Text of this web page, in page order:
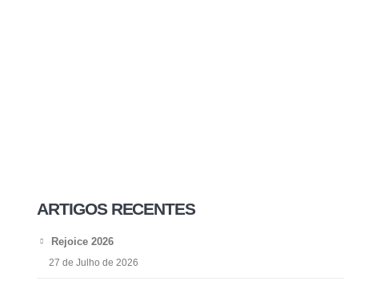
ARTIGOS RECENTES
Rejoice 2026
27 de Julho de 2026